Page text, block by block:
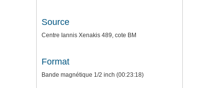
Source
Centre Iannis Xenakis 489, cote BM
Format
Bande magnétique 1/2 inch (00:23:18)